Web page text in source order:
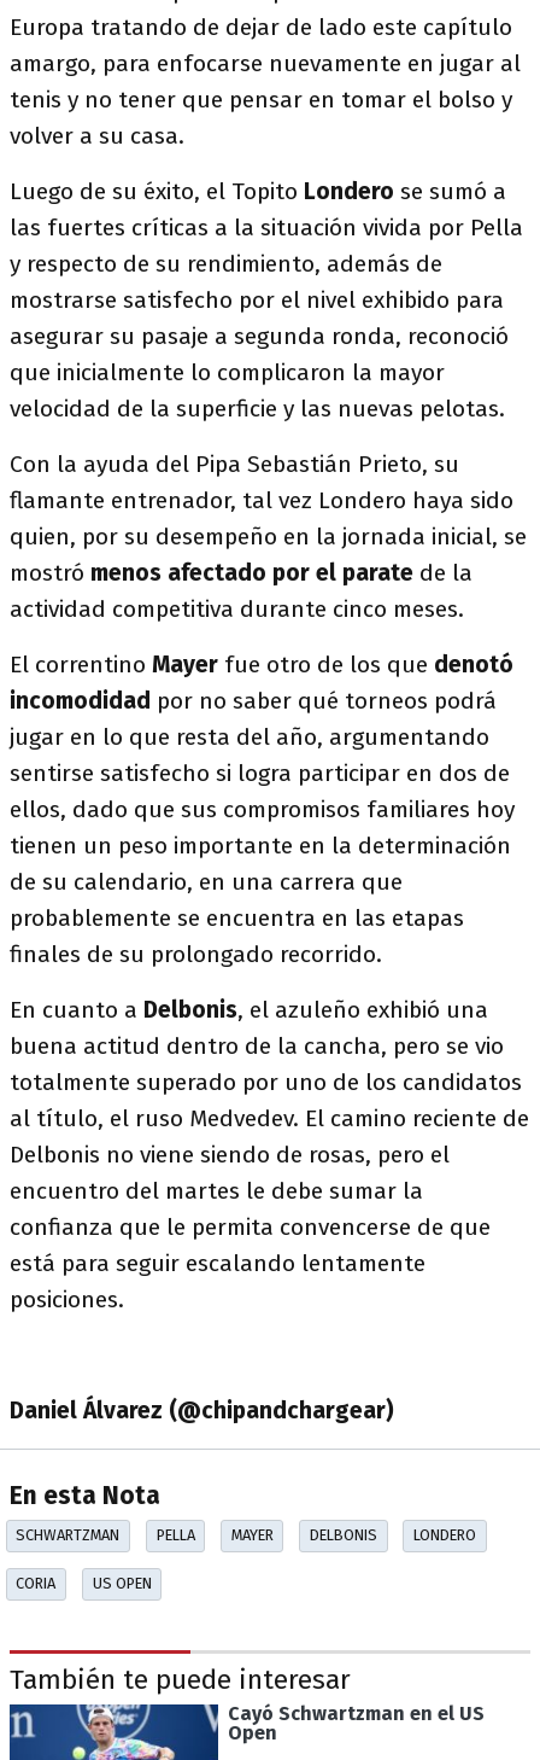
Europa tratando de dejar de lado este capítulo
amargo, para enfocarse nuevamente en jugar al
tenis y no tener que pensar en tomar el bolso y
volver a su casa.
Luego de su éxito, el Topito Londero se sumó a
las fuertes críticas a la situación vivida por Pella
y respecto de su rendimiento, además de
mostrarse satisfecho por el nivel exhibido para
asegurar su pasaje a segunda ronda, reconoció
que inicialmente lo complicaron la mayor
velocidad de la superficie y las nuevas pelotas.
Con la ayuda del Pipa Sebastián Prieto, su
flamante entrenador, tal vez Londero haya sido
quien, por su desempeño en la jornada inicial, se
mostró menos afectado por el parate de la
actividad competitiva durante cinco meses.
El correntino Mayer fue otro de los que denotó
incomodidad por no saber qué torneos podrá
jugar en lo que resta del año, argumentando
sentirse satisfecho si logra participar en dos de
ellos, dado que sus compromisos familiares hoy
tienen un peso importante en la determinación
de su calendario, en una carrera que
probablemente se encuentra en las etapas
finales de su prolongado recorrido.
En cuanto a Delbonis, el azuleño exhibió una
buena actitud dentro de la cancha, pero se vio
totalmente superado por uno de los candidatos
al título, el ruso Medvedev. El camino reciente de
Delbonis no viene siendo de rosas, pero el
encuentro del martes le debe sumar la
confianza que le permita convencerse de que
está para seguir escalando lentamente
posiciones.
Daniel Álvarez (@chipandchargear)
En esta Nota
SCHWARTZMAN PELLA MAYER DELBONIS LONDERO
CORIA US OPEN
También te puede interesar
Cayó Schwartzman en el US
Open